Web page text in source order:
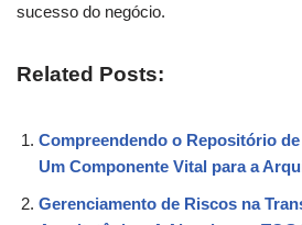
sucesso do negócio.
Related Posts:
Compreendendo o Repositório
Um Componente Vital para a
Gerenciamento de Riscos na